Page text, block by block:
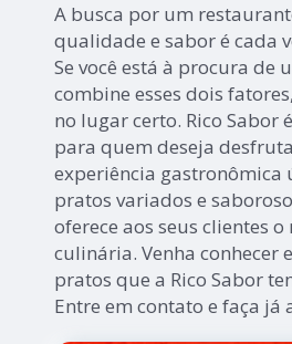
A busca por um
qualidade e sabor é cada
Se você está à procura de
combine esses dois
no lugar certo. Rico Sabor
para quem deseja
experiência gastronômica
pratos variados e
oferece aos seus clientes
culinária. Venha conhecer
pratos que a Rico Sabor
Entre em contato e faça já